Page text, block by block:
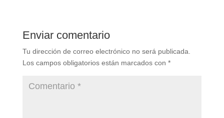
Enviar comentario
Tu dirección de correo electrónico no será publicada.
Los campos obligatorios están marcados con *